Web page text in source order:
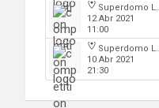
Superdomo La Rioja
12 Abr 2021
11:00
Superdomo La Rioja
10 Abr 2021
21:30